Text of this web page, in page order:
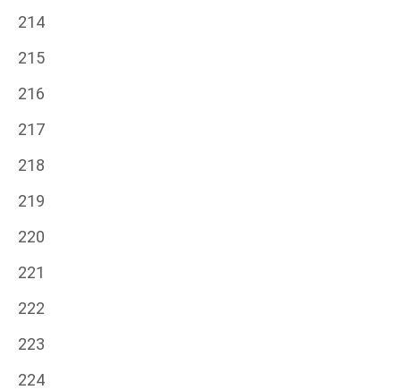
214
215
216
217
218
219
220
221
222
223
224